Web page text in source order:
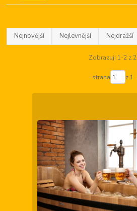
Nejnovější Nejlevnější Nejdražší
Zobrazuji 1-2 z 2
strana z 1